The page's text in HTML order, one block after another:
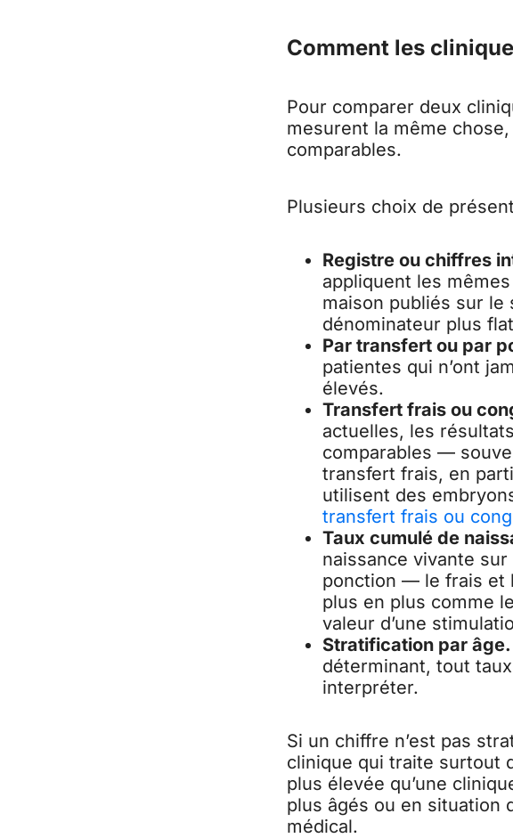
Comment les
Pour comparer deux
mesurent la même
comparables.
Plusieurs choix de
Registre ou chiffres
appliquent les
maison publiés sur le
dénominateur plus
Par transfert ou par
patientes qui n’ont
élevés.
Transfert frais ou
actuelles, les
comparables —
transfert frais, en
utilisent des
transfert frais ou
Taux cumulé de
naissance vivante sur
ponction — le frais et
plus en plus comme
valeur d’une
Stratification par âge.
déterminant, tout
interpréter.
Si un chiffre n’est pas
clinique qui traite surtout
plus élevée qu’une
plus âgés ou en situation
médical.